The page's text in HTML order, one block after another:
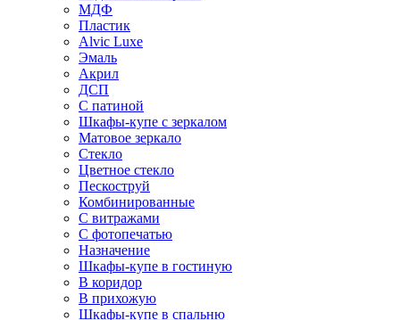
МДФ
Пластик
Alvic Luxe
Эмаль
Акрил
ДСП
С патиной
Шкафы-купе с зеркалом
Матовое зеркало
Стекло
Цветное стекло
Пескоструй
Комбинированные
С витражами
С фотопечатью
Назначение
Шкафы-купе в гостиную
В коридор
В прихожую
Шкафы-купе в спальню